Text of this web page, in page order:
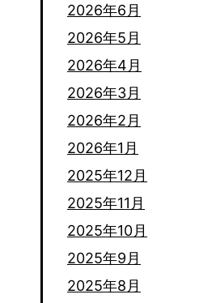
2026年6月
2026年5月
2026年4月
2026年3月
2026年2月
2026年1月
2025年12月
2025年11月
2025年10月
2025年9月
2025年8月